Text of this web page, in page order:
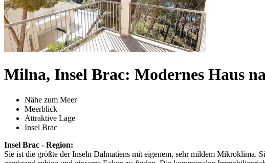
Milna, Insel Brac: Modernes Haus
Nähe zum Meer
Meerblick
Attraktive Lage
Insel Brac
Insel Brac - Region:
Sie ist die größte der Inseln Dalmatiens mit eigenem, sehr mildem Mikroklima.